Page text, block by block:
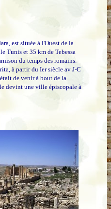
est située à l'Ouest de la
Tunis et 35 km de Tebessa
du temps des romains.
à partir du Ier siècle av J-C
de venir à bout de la
devint une ville épiscopale à